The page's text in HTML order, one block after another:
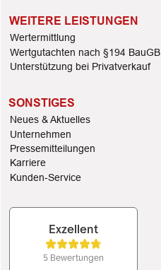
WEITERE LEISTUNGEN
Wertermittlung
Wertgutachten nach §194 BauGB
Unterstützung bei Privatverkauf
SONSTIGES
Neues & Aktuelles
Unternehmen
Pressemitteilungen
Karriere
Kunden-Service